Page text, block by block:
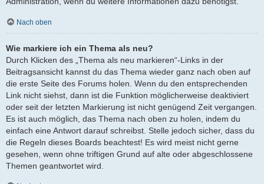
Nach oben
Wie markiere ich ein Thema als neu?
Durch Klicken des „Thema als neu markieren“-Links in der
Beitragsansicht kannst du das Thema wieder ganz nach oben auf
die erste Seite des Forums holen. Wenn du den entsprechenden
Link nicht siehst, dann ist die Funktion möglicherweise deaktiviert
oder seit der letzten Markierung ist nicht genügend Zeit vergangen.
Es ist auch möglich, das Thema nach oben zu holen, indem du
einfach eine Antwort darauf schreibst. Stelle jedoch sicher, dass du
die Regeln dieses Boards beachtest! Es wird meist nicht gerne
gesehen, wenn ohne triftigen Grund auf alte oder abgeschlossene
Themen geantwortet wird.